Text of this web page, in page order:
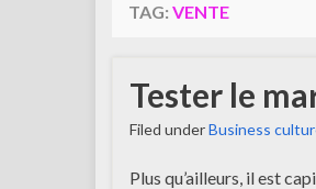
TAG: VENTE
Tester le
Filed underBusiness
Plus qu’ailleurs, il est